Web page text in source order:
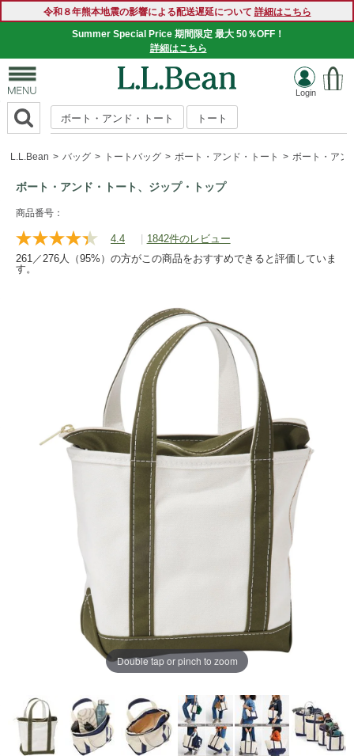
令和８年熊本地震の影響による配送遅延について 詳細はこちら
Summer Special Price 期間限定 最大 50％OFF！
詳細はこちら
SUMMER SALE 好評開催中！
詳細はこちら
ボート・アンド・トート トート
L.L.Bean バッグ トートバッグ ボート・アンド・トート ボート・アン
ボート・アンド・トート、ジップ・トップ
https://www.llbean.co.jp/tote-
travel/totebag/tote/g/P37037.html
商品番号：
4.4
レ
ビ
む.
同
ペ
ー
ジ
の
リ
ン
ク。
| 1842件のレビュー
261／276人（95%）の方がこの商品をおすすめできると評価していま
す。
Double tap or pinch to zoom